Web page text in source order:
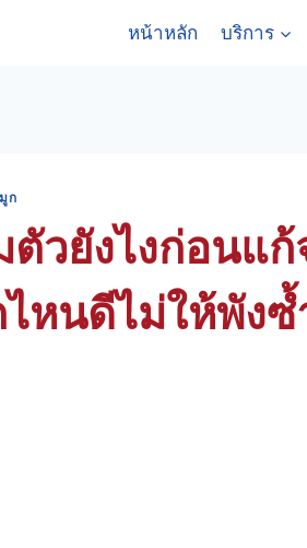
หน้าหลัก บริการ
ก
ตัวยังไงก่อนแ
หนดีไม่ให้พังซ้